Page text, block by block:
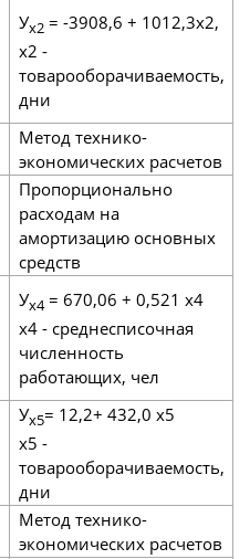
Ух2= -3908,6 + 1012,3х2,
x2 -
товарооборачиваемость,
дни
Метод технико-
экономических расчетов
Пропорционально
расходам на
амортизацию основных
средств
Ух4 = 670,06 + 0,521 x4
x4 - среднесписочная
численность
работающих, чел
Ух5= 12,2+ 432,0 х5
x5 -
товарооборачиваемость,
дни
Метод технико-
экономических расчетов